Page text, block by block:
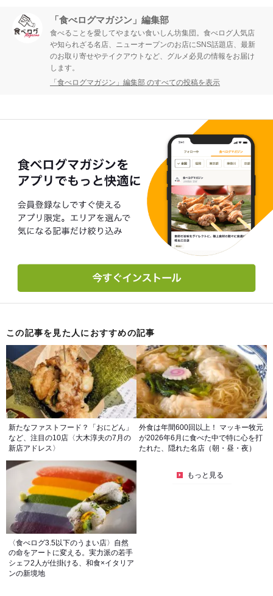
「食べログマガジン」編集部
食べることを愛してやまない食いしん坊集団。食べログ人気店
や知られざる名店、ニューオープンのお店にSNS話題店、最新
のお取り寄せやテイクアウトなど、グルメ必見の情報をお届け
します。
「食べログマガジン」編集部 のすべての投稿を表示
この記事を見た人におすすめの記事
新たなファストフード？「おにどん」
など、注目の10店〈大木淳夫の7月の
新店アドレス〉
外食は年間600回以上！ マッキー牧元
が2026年6月に食べた中で特に心を打
たれた、隠れた名店（朝・昼・夜）
〈食べログ3.5以下のうまい店〉自然
の命をアートに変える。実力派の若手
シェフ2人が仕掛ける、和食×イタリア
ンの新境地
もっと見る